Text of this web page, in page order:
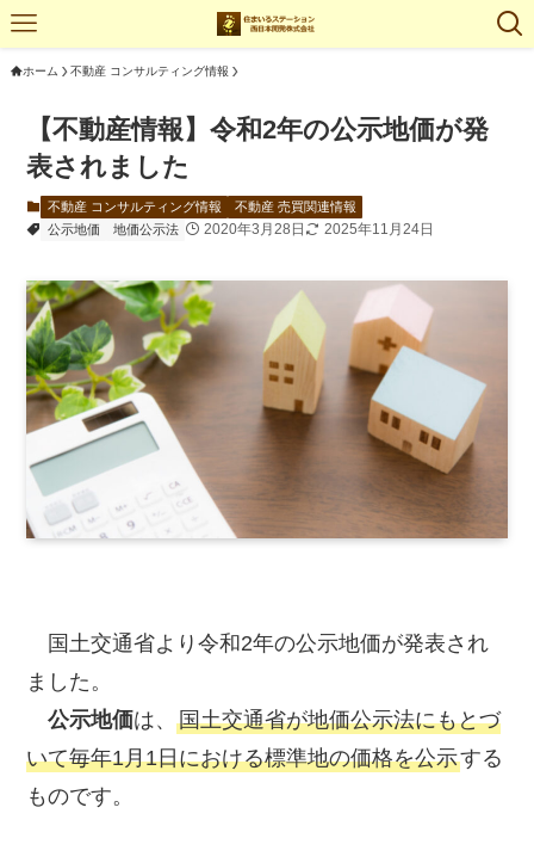
ホーム 不動産 コンサルティング情報
【不動産情報】令和2年の公示地価が発
表されました
不動産 コンサルティング情報
不動産 売買関連情報
公示地価
地価公示法 2020年3月28日 2025年11月24日
国土交通省より令和2年の公示地価が発表され
ました。
公示地価は、国土交通省が地価公示法にもとづ
いて毎年1月1日における標準地の価格を公示する
ものです。